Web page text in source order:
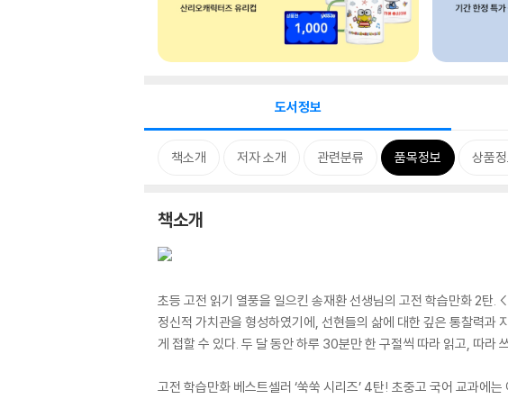
도서정보
책소개 저자 소개 관련분류 품목정보 상품
책소개
초등 고전 읽기 열풍을 일으킨 송재환 선생님의 고전 학습만화 2탄
정신적 가치관을 형성하였기에, 선현들의 삶에 대한 깊은 통찰력과
게 접할 수 있다. 두 달 동안 하루 30분만 한 구절씩 따라 읽고, 따라
고전 학습만화 베스트셀러 ‘쑥쑥 시리즈’ 4탄! 초중고 국어 교과에